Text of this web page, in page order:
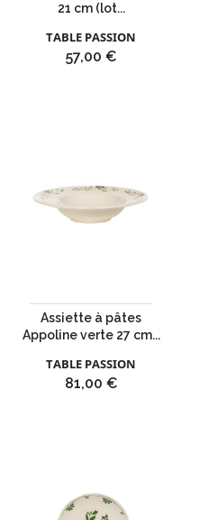
21 cm (lot...
TABLE PASSION
Prix
57,00 €
Assiette à pâtes
Appoline verte 27 cm...
TABLE PASSION
Prix
81,00 €